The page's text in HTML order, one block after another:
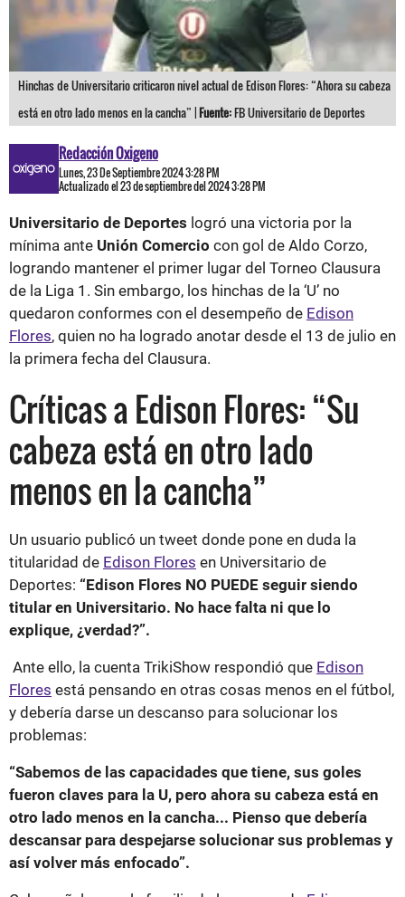
Hinchas de Universitario criticaron nivel actual de Edison Flores: “Ahora su cabeza
está en otro lado menos en la cancha” |Fuente:FB Universitario de Deportes
Redacción Oxigeno
Lunes, 23 De Septiembre 2024 3:28 PM
Actualizado el 23 de septiembre del 2024 3:28 PM
Universitario de Deportes logró una victoria por la
mínima ante Unión Comercio con gol de Aldo Corzo,
logrando mantener el primer lugar del Torneo Clausura
de la Liga 1. Sin embargo, los hinchas de la ‘U’ no
quedaron conformes con el desempeño de Edison
Flores, quien no ha logrado anotar desde el 13 de julio en
la primera fecha del Clausura.
Críticas a Edison Flores: “Su
cabeza está en otro lado
menos en la cancha”
Un usuario publicó un tweet donde pone en duda la
titularidad de Edison Flores en Universitario de
Deportes: “Edison Flores NO PUEDE seguir siendo
titular en Universitario. No hace falta ni que lo
explique, ¿verdad?”.
Ante ello, la cuenta TrikiShow respondió que Edison
Flores está pensando en otras cosas menos en el fútbol,
y debería darse un descanso para solucionar los
problemas:
“Sabemos de las capacidades que tiene, sus goles
fueron claves para la U, pero ahora su cabeza está en
otro lado menos en la cancha... Pienso que debería
descansar para despejarse solucionar sus problemas y
así volver más enfocado”.